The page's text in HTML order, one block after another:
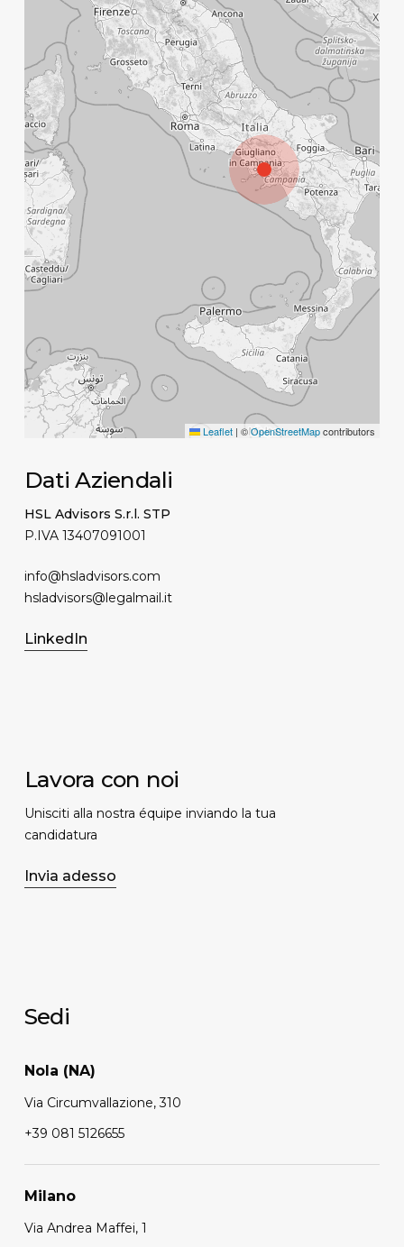
Leaflet | ©OpenStreetMapcontributors
Dati Aziendali
HSL Advisors S.r.l. STP
P.IVA 13407091001
info@hsladvisors.com
hsladvisors@legalmail.it
LinkedIn
Lavora con noi
Unisciti alla nostra équipe inviando la tua
candidatura
Invia adesso
Sedi
Nola (NA)
Via Circumvallazione, 310
+39 081 5126655
Milano
Via Andrea Maffei, 1